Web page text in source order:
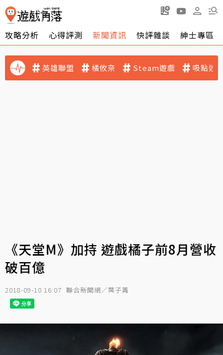
攻略分析 心得評測 新聞資訊 快評雜談 紳士專區
英雄聯盟 橘攸奈 Steam遊戲 吸點迷
《天堂M》加持 遊戲橘子前8月營收
破百億
2018-09-10 16:07 聯合新聞網／葉子菁